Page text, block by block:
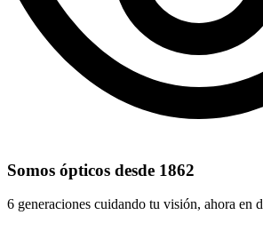
Somos ópticos desde 1862
6 generaciones cuidando tu visión, ahora en